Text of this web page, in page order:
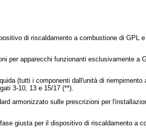
di riscaldamento a combustione di GPL
per apparecchi funzionanti esclusivamente a
(tutti i componenti dall'unità di riempimento
3-10, 13 e 15/17 (**).
armonizzato sulle prescrizioni per
giusta per il dispositivo di riscaldamento a